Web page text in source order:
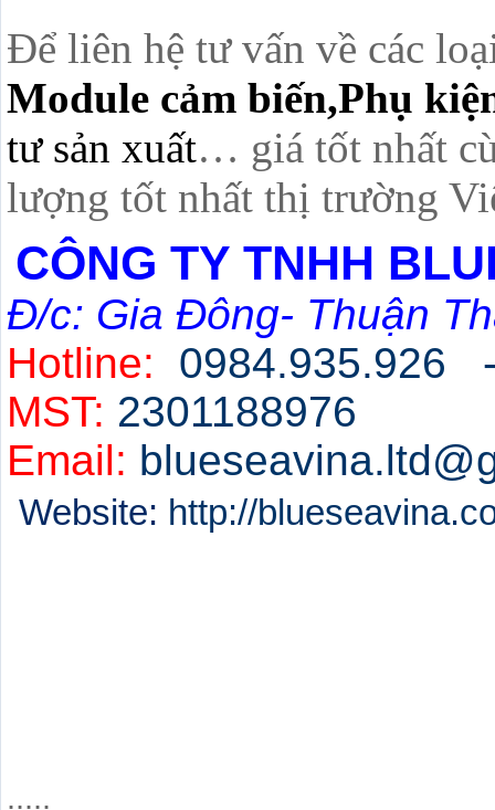
Để liên hệ tư vấn về các
Module cảm biến,Phụ
tư sản xuất… giá tốt nhất
lượng tốt nhất thị trường
CÔNG TY TNHH
Đ/c: Gia Đông- Thuận
Hotline:
0984.935.926
MST: 2301188976
Email:
Website: http://
.....